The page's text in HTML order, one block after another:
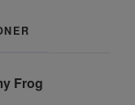
Frog